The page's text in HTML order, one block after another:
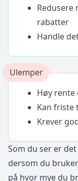
Redusere
rabatter
Handle
Ulemper
Høy
Kan friste
Krever
Som du ser er
dersom du
på hvor mye du